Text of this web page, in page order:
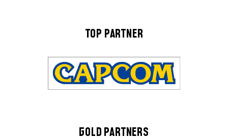
TOP PARTNER
GOLD PARTNERS